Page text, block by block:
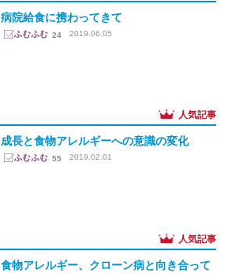
病院給食に携わってきて
24 2019.06.05
成長と食物アレルギーへの意識の変化
55 2019.02.01
食物アレルギー、クローン病と向き合って